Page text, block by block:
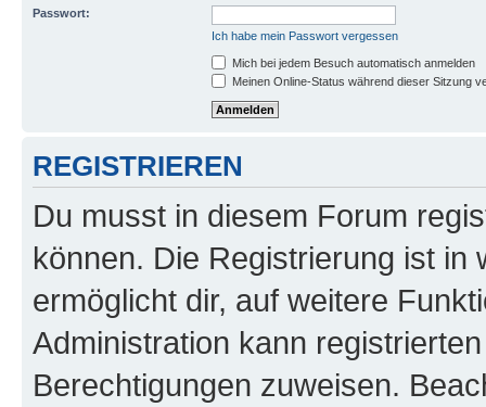
Passwort:
Ich habe mein Passwort vergessen
Mich bei jedem Besuch automatisch anmelden
Meinen Online-Status während dieser Sitzung
REGISTRIEREN
Du musst in diesem Forum
können. Die Registrierung ist in
ermöglicht dir, auf weitere
Administration kann
Berechtigungen zuweisen.